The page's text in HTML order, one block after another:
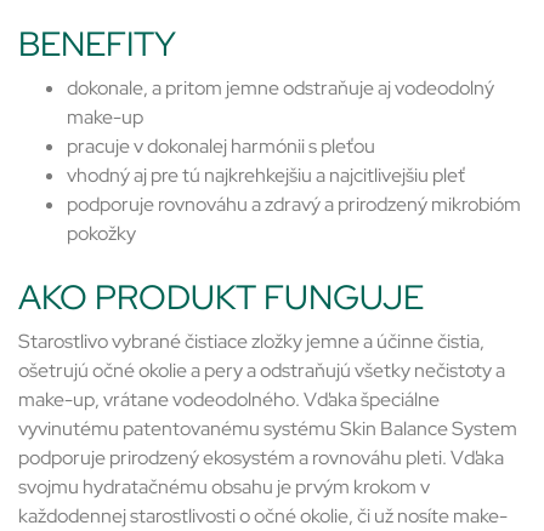
BENEFITY
dokonale, a pritom jemne odstraňuje aj vodeodolný
make-up
pracuje v dokonalej harmónii s pleťou
vhodný aj pre tú najkrehkejšiu a najcitlivejšiu pleť
podporuje rovnováhu a zdravý a prirodzený mikrobióm
pokožky
AKO PRODUKT FUNGUJE
Starostlivo vybrané čistiace zložky jemne a účinne čistia,
ošetrujú očné okolie a pery a odstraňujú všetky nečistoty a
make-up, vrátane vodeodolného. Vďaka špeciálne
vyvinutému patentovanému systému Skin Balance System
podporuje prirodzený ekosystém a rovnováhu pleti. Vďaka
svojmu hydratačnému obsahu je prvým krokom v
každodennej starostlivosti o očné okolie, či už nosíte make-